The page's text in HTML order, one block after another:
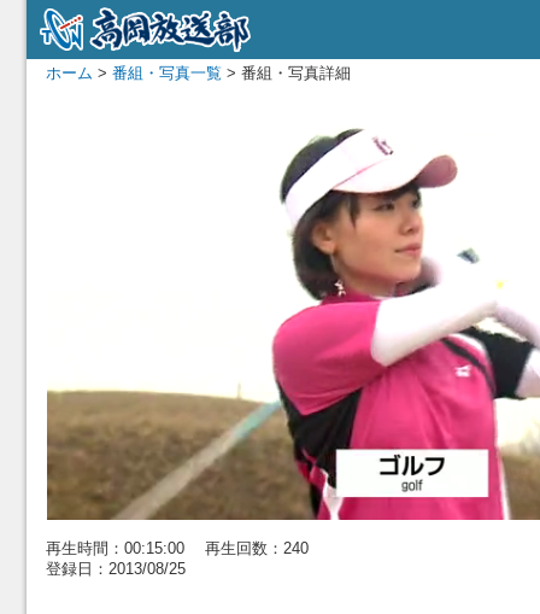
ホーム > 番組・写真一覧 > 番組・写真詳細
再生時間：00:15:00 再生回数：240
登録日：2013/08/25